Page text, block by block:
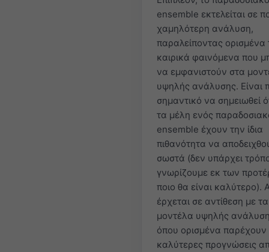
ensemble εκτελείται σε
χαμηλότερη ανάλυση,
παραλείποντας ορισμένα
καιρικά φαινόμενα που
να εμφανιστούν στα
υψηλής ανάλυσης. Είναι
σημαντικό να σημειωθεί
τα μέλη ενός
ensemble έχουν την ίδια
πιθανότητα να
σωστά (δεν υπάρχει
γνωρίζουμε εκ των
ποιο θα είναι καλύτερο).
έρχεται σε αντίθεση με τα
μοντέλα υψηλής
όπου ορισμένα παρέχουν
καλύτερες προγνώσεις